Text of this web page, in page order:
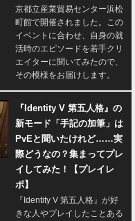
京都立産業貿易センター浜松
町館で開催されました。この
イベントに合わせ、自身の就
活時のエピソードを若手クリ
エイターに聞いてみたので、
その模様をお届けします。
『Identity V 第五人格』の
新モード「手記の加筆」は
PvEと聞いたけれど……実
際どうなの？集まってプレ
イしてみた！【プレイレ
ポ】
『Identity V 第五人格』が好
きな人やプレイしたことある